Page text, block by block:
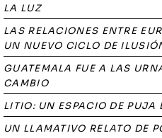
LA LUZ
LAS RELACIONES ENTRE
UN NUEVO CICLO DE
GUATEMALA FUE A LAS
CAMBIO
LITIO: UN ESPACIO DE PUJA
UN LLAMATIVO RELATO DE